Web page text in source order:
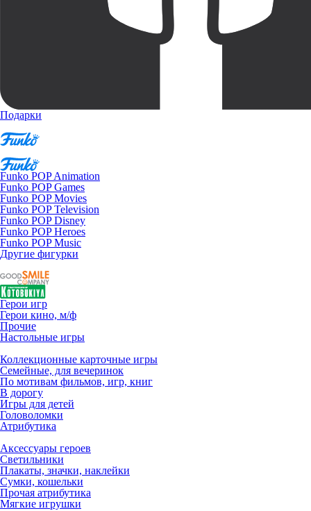
Подарки
Funko POP Animation
Funko POP Games
Funko POP Movies
Funko POP Television
Funko POP Disney
Funko POP Heroes
Funko POP Music
Другие фигурки
Герои игр
Герои кино, м/ф
Прочие
Настольные игры
Коллекционные карточные игры
Семейные, для вечеринок
По мотивам фильмов, игр, книг
В дорогу
Игры для детей
Головоломки
Атрибутика
Аксессуары героев
Светильники
Плакаты, значки, наклейки
Сумки, кошельки
Прочая атрибутика
Мягкие игрушки